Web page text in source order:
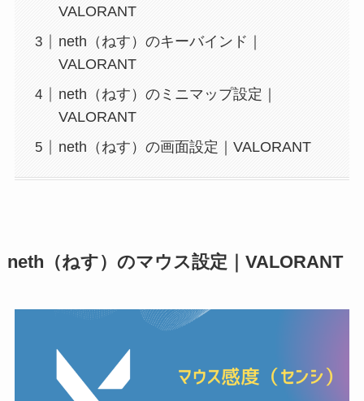
VALORANT
neth（ねす）のキーバインド｜
VALORANT
neth（ねす）のミニマップ設定｜
VALORANT
neth（ねす）の画面設定｜VALORANT
neth（ねす）のマウス設定｜VALORANT